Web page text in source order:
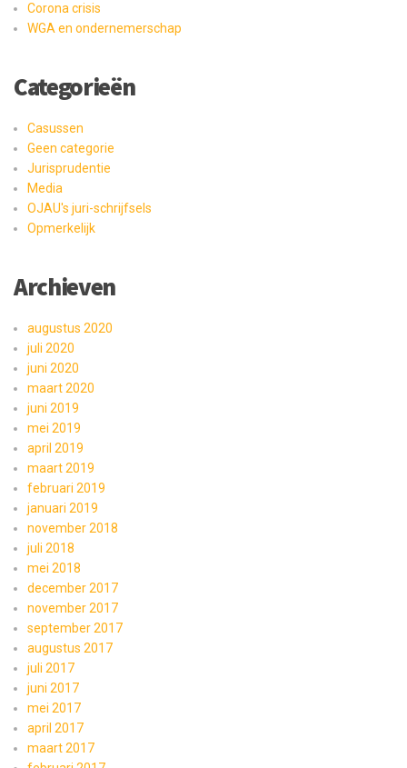
Corona crisis
WGA en ondernemerschap
Categorieën
Casussen
Geen categorie
Jurisprudentie
Media
OJAU's juri-schrijfsels
Opmerkelijk
Archieven
augustus 2020
juli 2020
juni 2020
maart 2020
juni 2019
mei 2019
april 2019
maart 2019
februari 2019
januari 2019
november 2018
juli 2018
mei 2018
december 2017
november 2017
september 2017
augustus 2017
juli 2017
juni 2017
mei 2017
april 2017
maart 2017